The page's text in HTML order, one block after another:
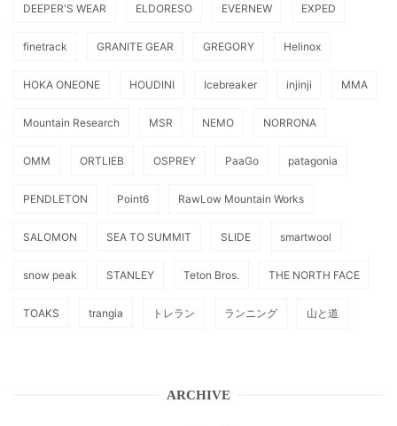
DEEPER'S WEAR ELDORESO EVERNEW EXPED
finetrack GRANITE GEAR GREGORY Helinox
HOKA ONEONE HOUDINI Icebreaker injinji MMA
Mountain Research MSR NEMO NORRONA
OMM ORTLIEB OSPREY PaaGo patagonia
PENDLETON Point6 RawLow Mountain Works
SALOMON SEA TO SUMMIT SLIDE smartwool
snow peak STANLEY Teton Bros. THE NORTH FACE
TOAKS trangia トレラン ランニング 山と道
ARCHIVE